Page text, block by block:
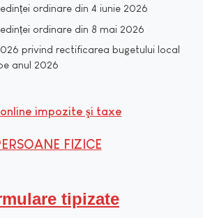
ordinare din 4 iunie 2026
ordinare din 8 mai 2026
privind rectificarea bugetului local
anul 2026
impozite şi taxe
FIZICE
tipizate